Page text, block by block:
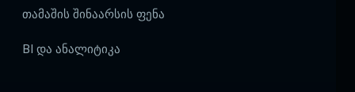
თამაშის შინაარსის ფენა
BI და ანალიტიკა